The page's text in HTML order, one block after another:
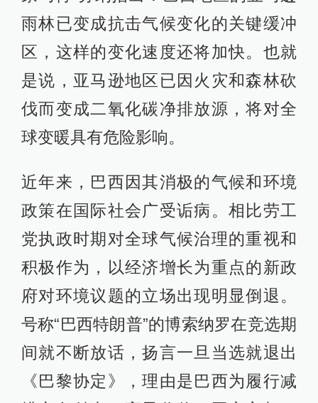
雨林已变成抗击气候变化的关键缓冲
区，这样的变化速度还将加快。也就
是说，亚马逊地区已因火灾和森林砍
伐而变成二氧化碳净排放源，将对全
球变暖具有危险影响。
近年来，巴西因其消极的气候和环境
政策在国际社会广受诟病。相比劳工
党执政时期对全球气候治理的重视和
积极作为，以经济增长为重点的新政
府对环境议题的立场出现明显倒退。
号称“巴西特朗普”的博索纳罗在竞选期
间就不断放话，扬言一旦当选就退出
《巴黎协定》，理由是巴西为履行减